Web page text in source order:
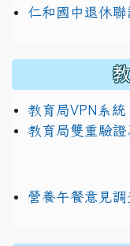
仁和國中退休聯
教育局VPN系統
教育局雙重驗
營養午餐意見調